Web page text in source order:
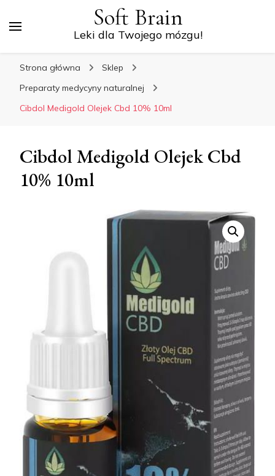
Soft Brain
Leki dla Twojego mózgu!
Strona główna
Sklep
Preparaty medycyny naturalnej
Cibdol Medigold Olejek Cbd 10% 10ml
Cibdol Medigold Olejek Cbd
10% 10ml